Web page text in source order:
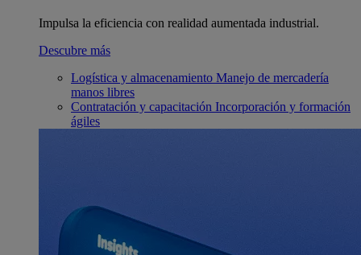
Impulsa la eficiencia con realidad aumentada industrial.
Descubre más
Logística y almacenamiento Manejo de mercadería
manos libres
Contratación y capacitación Incorporación y formación
ágiles